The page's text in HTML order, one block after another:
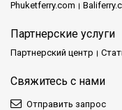
Phuketferry.com
Партнерские услуги
Партнерский центр
Свяжитесь с нами
Отправить запрос